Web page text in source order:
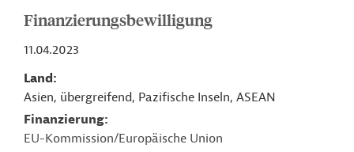
Finanzierungsbewilligung
11.04.2023
Land
Asien, übergreifend, Pazifische Inseln, ASEAN
Finanzierung
EU-Kommission/Europäische Union